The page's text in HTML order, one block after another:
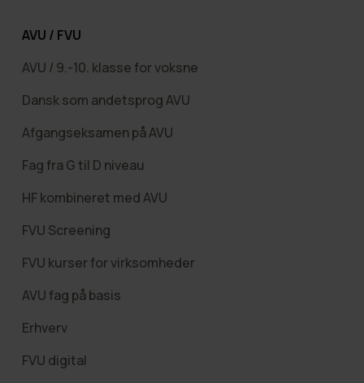
AVU / FVU
AVU / 9.-10. klasse for voksne
Dansk som andetsprog AVU
Afgangseksamen på AVU
Fag fra G til D niveau
HF kombineret med AVU
FVU Screening
FVU kurser for virksomheder
AVU fag på basis
Erhverv
FVU digital